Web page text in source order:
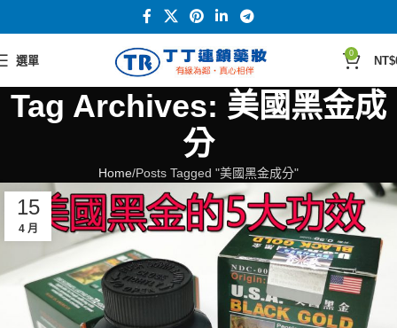
選單
0
NT$
Tag Archives: 美國黑金成
分
Home Posts Tagged "美國黑金成分"
15
4 月